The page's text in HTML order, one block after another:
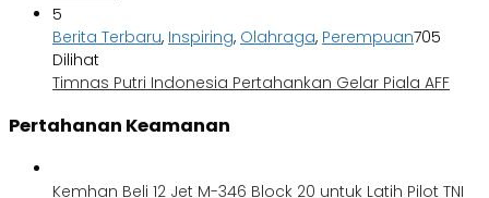
5
Berita Terbaru, Inspiring, Olahraga, Perempuan705
Dilihat
Timnas Putri Indonesia Pertahankan Gelar Piala AFF
Pertahanan Keamanan
Kemhan Beli 12 Jet M-346 Block 20 untuk Latih Pilot TNI